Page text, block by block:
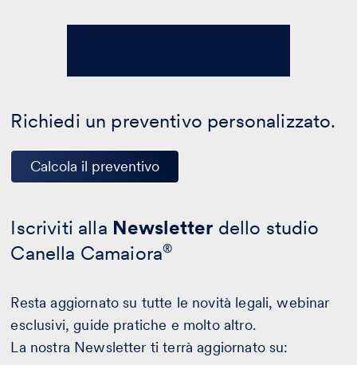
Richiedi un preventivo personalizzato.
Calcola il preventivo
Iscriviti alla Newsletter dello studio
Canella Camaiora®
Resta aggiornato su tutte le novità legali, webinar
esclusivi, guide pratiche e molto altro.
La nostra Newsletter ti terrà aggiornato su: